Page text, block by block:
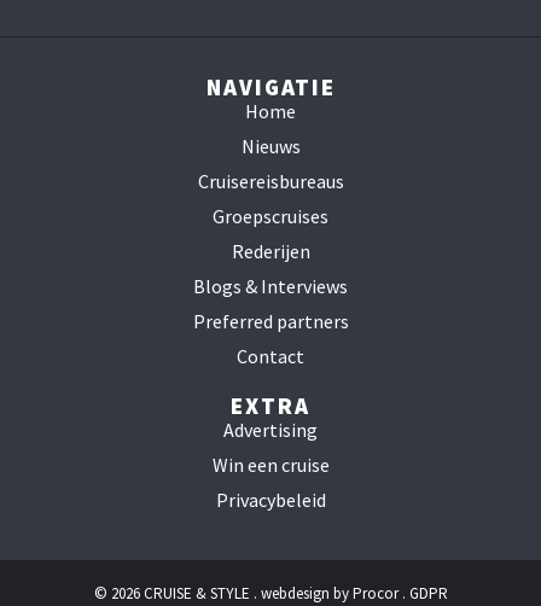
NAVIGATIE
Home
Nieuws
Cruisereisbureaus
Groepscruises
Rederijen
Blogs & Interviews
Preferred partners
Contact
EXTRA
Advertising
Win een cruise
Privacybeleid
© 2026 CRUISE & STYLE . webdesign byProcor. GDPR